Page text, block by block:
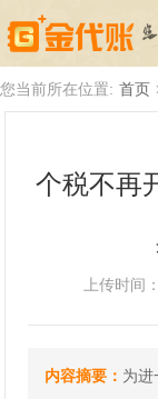
您当前所在位置: 首页
个税不再
上传时间
内容摘要： 为进